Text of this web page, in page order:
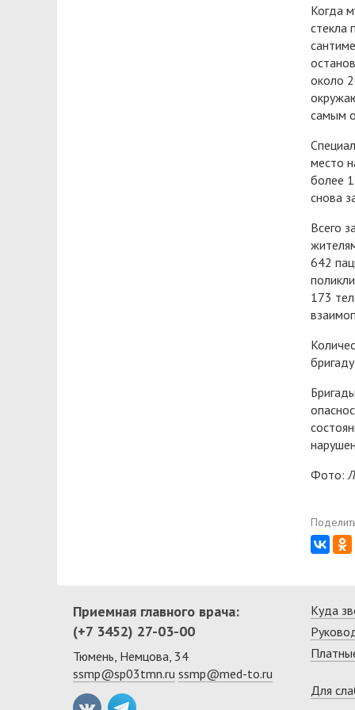
Когда
стекла
около
самым
место
более
снова
Всего
642
173
Фото:
Приемная главного врача:
(+7 3452) 27-03-00
Тюмень, Немцова, 34
ssmp@sp03tmn.ru ssmp@med-to.ru
Куда
Для